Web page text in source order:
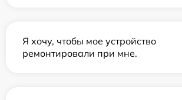
Я хочу, чтобы мое устройство
ремонтировали при мне.